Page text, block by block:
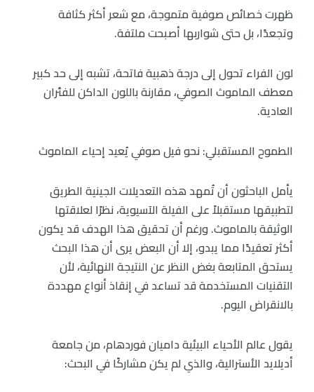
ظهرت خصائص صوفية متموجة، مع شعر أكثر كثافة
وتجعدًا، بل حتى شواربها أصبحت ملتفة.
لون الفراء تحول إلى درجة ذهبية فاتحة، تشبه إلى حد كبير
معطف الماموث الصوفي، مقارنة باللون الداكن للفئران
العادية.
الطموح المستقبلي: نحو فيل صوفي يُعيد إحياء الماموث
يأمل الباحثون أن تُمهد هذه التعديلات الجينية الطريق
لتطبيقها مستقبلاً على الفيلة الآسيوية، نظرًا لعلاقتها
الوثيقة بالماموث. ورغم أن تحقيق هذا الهدف قد يكون
أكثر تعقيدًا مما يبدو، إلا أن البعض يرى أن هذا البحث
يستحق المتابعة بغض النظر عن النتيجة النهائية، لأن
التقنيات المستخدمة قد تساعد في إنقاذ أنواع مهددة
بالانقراض اليوم.
يقول عالم الأحياء البيئية داميان فوردهام، من جامعة
أديلايد الأسترالية، والذي لم يكن مشاركًا في البحث: